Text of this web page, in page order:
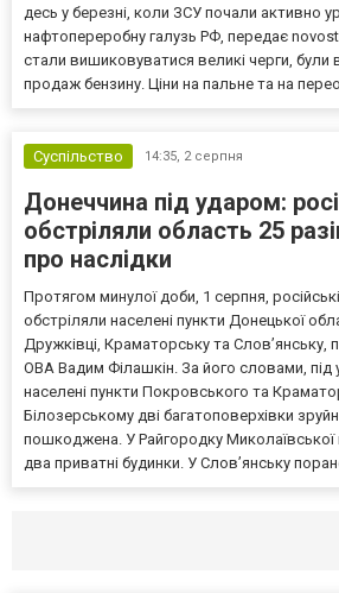
десь у березні, коли ЗСУ почали активно
нафтопереробну галузь РФ, передає
стали вишиковуватися великі черги, були
продаж бензину. Ціни на пальне та на
Суспільство 14:35, 2 серпня
Донеччина під ударом:
обстріляли область 25
про наслідки
Протягом минулої доби, 1 серпня,
обстріляли населені пункти Донецької
Дружківці, Краматорську та Слов’янську,
ОВА Вадим Філашкін. За його словами, під
населені пункти Покровського та
Білозерському дві багатоповерхівки
пошкоджена. У Райгородку Миколаївської
два приватні будинки. У Слов’янську